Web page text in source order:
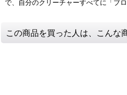
で、自分のクリーチャーすべてに「ブ
この商品を買った人は、こんな